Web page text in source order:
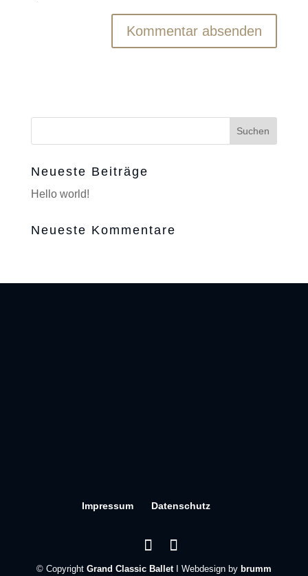
Neueste Beiträge
Hello world!
Neueste Kommentare
Impressum Datenschutz
© Copyright Grand Classic BalletI Webdesign by brumm